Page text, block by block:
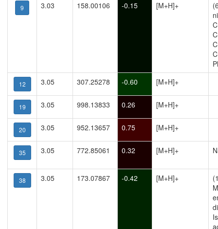
9 3.03 158.00106 -0.15 [M+H]+
12 3.05 307.25278 -0.60 [M+H]+
19 3.05 998.13833 0.26 [M+H]+
20 3.05 952.13657 0.75 [M+H]+
35 3.05 772.85061 0.32 [M+H]+
38 3.05 173.07867 -0.42 [M+H]+